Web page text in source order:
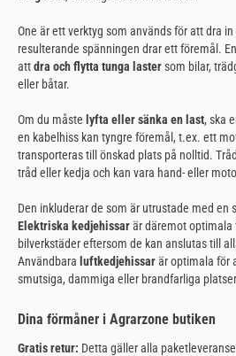
One är ett verktyg som används för att dra
resulterande spänningen drar ett föremål.
attdra och flytta tunga lastersom bilar,
eller båtar.
Om du måste lyfta eller sänka en last, ska
en kabelhiss kan tyngre föremål, t.ex. ett
transporteras till önskad plats på nolltid.
tråd eller kedja och kan vara hand- eller
Den inkluderar de som är utrustade med en
Elektriska kedjehissarär däremot optimala
bilverkstäder eftersom de kan anslutas till
Användbara luftkedjehissarär optimala för
smutsiga, dammiga eller brandfarliga
Dina förmåner i Agrarzone butiken
Gratis retur: Detta gäller alla